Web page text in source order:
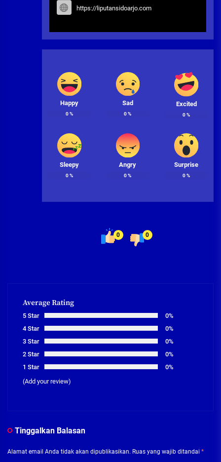
https://liputansidoarjo.com
Happy
0%
Sad
0%
Excited
0%
Sleepy
0%
Angry
0%
Surprise
0%
0 0
Average Rating
5 Star
0%
4 Star
0%
3 Star
0%
2 Star
0%
1 Star
0%
(Add your review)
Tinggalkan Balasan
Alamat email Anda tidak akan dipublikasikan. Ruas yang wajib ditandai *